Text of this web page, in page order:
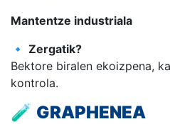
Mantentze industriala
🔹 Zergatik?
Bektore biralen ekoizpena,
kontrola.
🧪 GRAPHENEA